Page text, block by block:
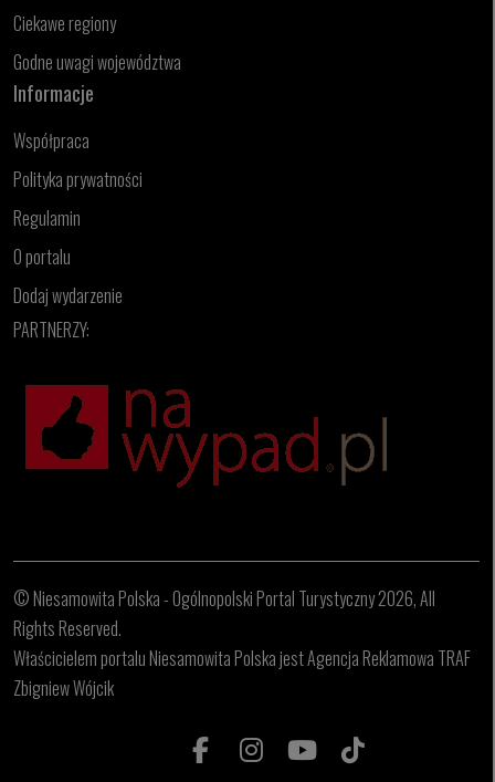
Ciekawe regiony
Godne uwagi województwa
Informacje
Współpraca
Polityka prywatności
Regulamin
O portalu
Dodaj wydarzenie
PARTNERZY:
© Niesamowita Polska - Ogólnopolski Portal Turystyczny 2026, All
Rights Reserved.
Właścicielem portalu Niesamowita Polska jest Agencja Reklamowa TRAF
Zbigniew Wójcik